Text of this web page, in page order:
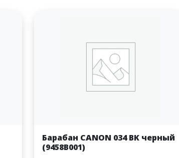
Барабан CANON 034 BK черный
(9458B001)